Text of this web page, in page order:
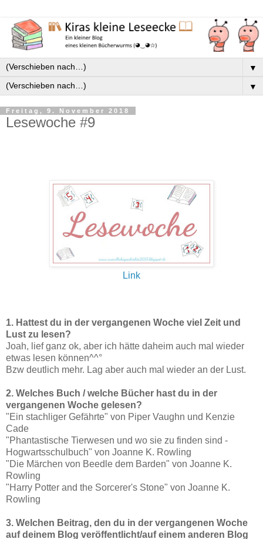
▼
▼
Freitag, 9. November 2018
Lesewoche #9
Link
1. Hattest du in der vergangenen Woche viel Zeit und
Lust zu lesen?
Joah, lief ganz ok, aber ich hätte daheim auch mal wieder
etwas lesen können^^°
Bzw deutlich mehr. Lag aber auch mal wieder an der Lust.
2. Welches Buch / welche Bücher hast du in der
vergangenen Woche gelesen?
"Ein stachliger Gefährte" von Piper Vaughn und Kenzie
Cade
"Phantastische Tierwesen und wo sie zu finden sind -
Hogwartsschulbuch" von Joanne K. Rowling
"Die Märchen von Beedle dem Barden" von Joanne K.
Rowling
"Harry Potter and the Sorcerer's Stone" von Joanne K.
Rowling
3. Welchen Beitrag, den du in der vergangenen Woche
auf deinem Blog veröffentlicht/auf einem anderen Blog